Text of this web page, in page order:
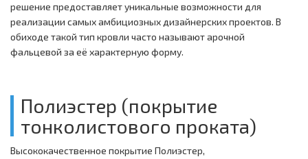
решение предоставляет уникальные возможности для
реализации самых амбициозных дизайнерских проектов. В
обиходе такой тип кровли часто называют арочной
фальцевой за её характерную форму.
Полиэстер (покрытие
тонколистового проката)
Высококачественное покрытие Полиэстер,